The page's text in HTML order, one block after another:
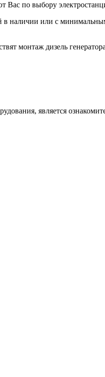
Вас по выбору
наличии или с
монтаж дизель
является